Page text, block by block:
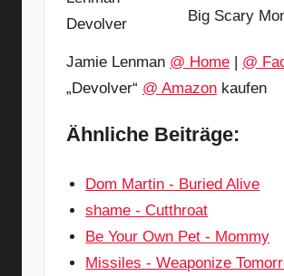
Big Scary
Jamie Lenman @ Home | @
„Devolver“ @ Amazon kaufen
Ähnliche Beiträge:
Dom Martin - Buried Alive
shame - Cutthroat
Be Your Own Pet - Mommy
Missiles - Weaponize